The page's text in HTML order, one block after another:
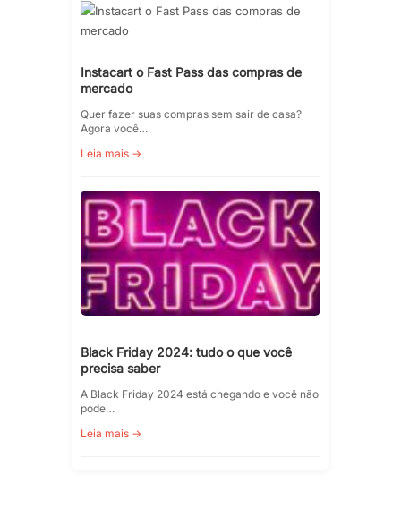
Instacart o Fast Pass das compras de
mercado
Quer fazer suas compras sem sair de casa?
Agora você…
Leia mais →
Black Friday 2024: tudo o que você
precisa saber
A Black Friday 2024 está chegando e você não
pode…
Leia mais →